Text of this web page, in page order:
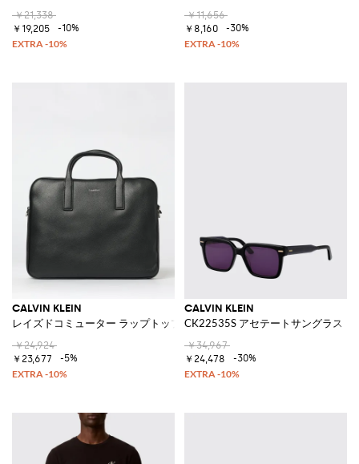
￥21,338
￥19,205
-10%
￥11,656
￥8,160
-30%
CALVIN KLEIN
レイズドコミューター ラップトップバッグ グレインフェイクレザー
￥24,924
￥23,677
-5%
CALVIN KLEIN
CK22535S アセテートサングラス
￥34,967
￥24,478
-30%